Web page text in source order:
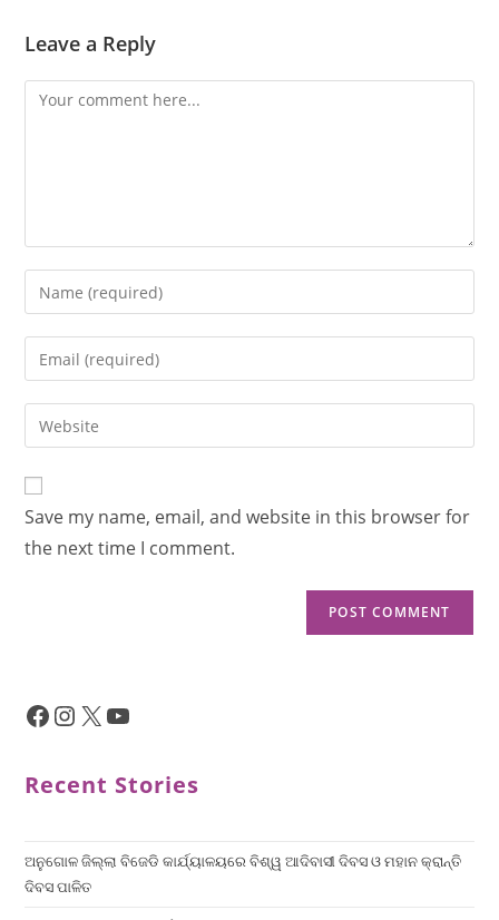
Leave a Reply
Save my name, email, and website in this browser for
the next time I comment.
Recent Stories
ଅନୁଗୋଳ ଜିଲ୍ଲା ବିଜେଡି କାର୍ଯ୍ୟାଳୟରେ ବିଶ୍ୱ ଆଦିବାସୀ ଦିବସ ଓ ମହାନ କ୍ରାନ୍ତି
ଦିବସ ପାଳିତ